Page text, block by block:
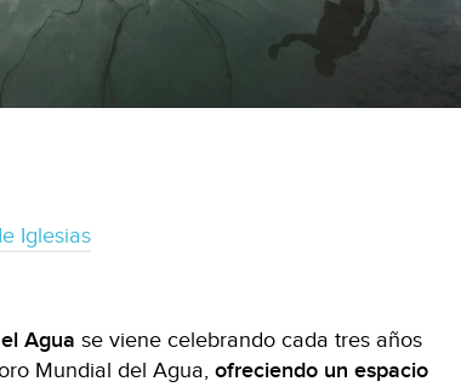
Iglesias
Agua se viene celebrando cada tres años
Mundial del Agua, ofreciendo un espacio